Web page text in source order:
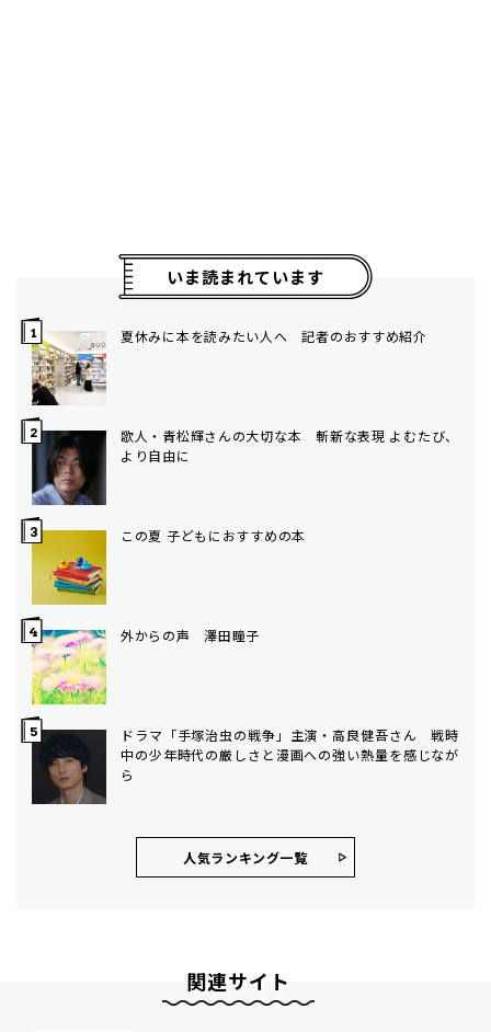
いま読まれています
夏休みに本を読みたい人へ 記者のおすすめ紹介
歌人・青松輝さんの大切な本 斬新な表現 よむたび、
より自由に
この夏 子どもにおすすめの本
外からの声 澤田瞳子
ドラマ「手塚治虫の戦争」主演・高良健吾さん 戦時
中の少年時代の厳しさと漫画への強い熱量を感じなが
ら
人気ランキング⼀覧
関連サイト